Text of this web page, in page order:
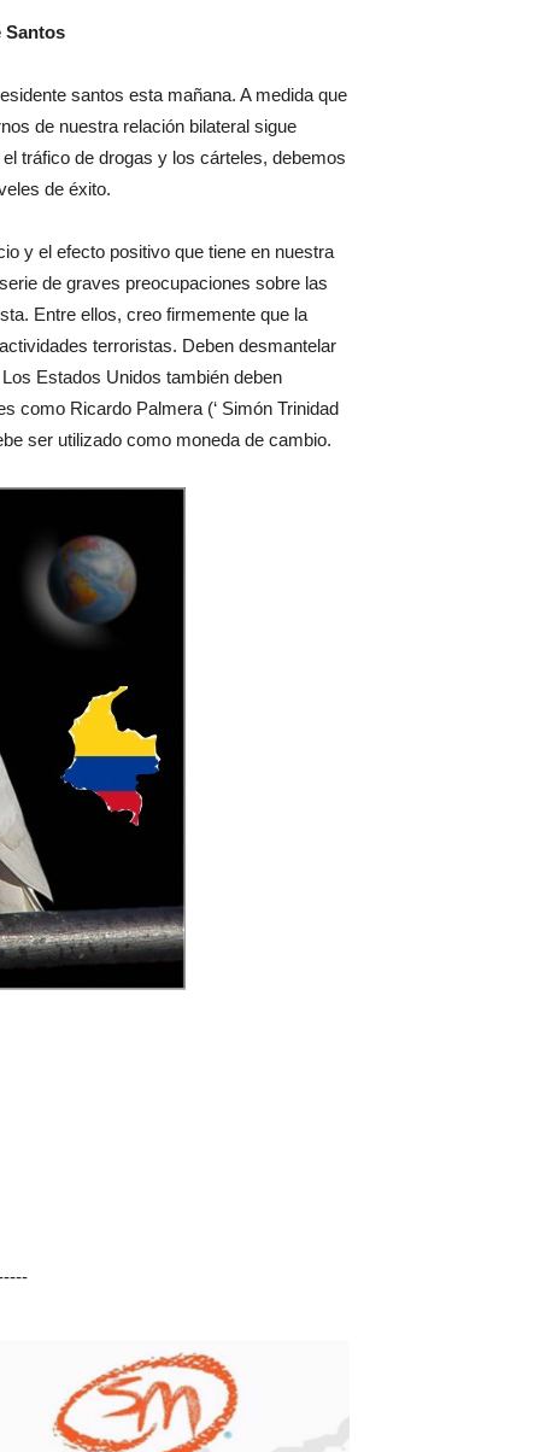
Santos
santos esta mañana. A medida que
de nuestra relación bilateral sigue
tráfico de drogas y los cárteles, debemos
de éxito.
y el efecto positivo que tiene en nuestra
de graves preocupaciones sobre las
Entre ellos, creo firmemente que la
terroristas. Deben desmantelar
Estados Unidos también deben
como Ricardo Palmera (‘ Simón Trinidad
ser utilizado como moneda de cambio.